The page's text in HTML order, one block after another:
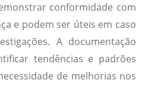
conformidade com
e podem ser úteis em caso
A documentação
tendências e padrões
de melhorias nos